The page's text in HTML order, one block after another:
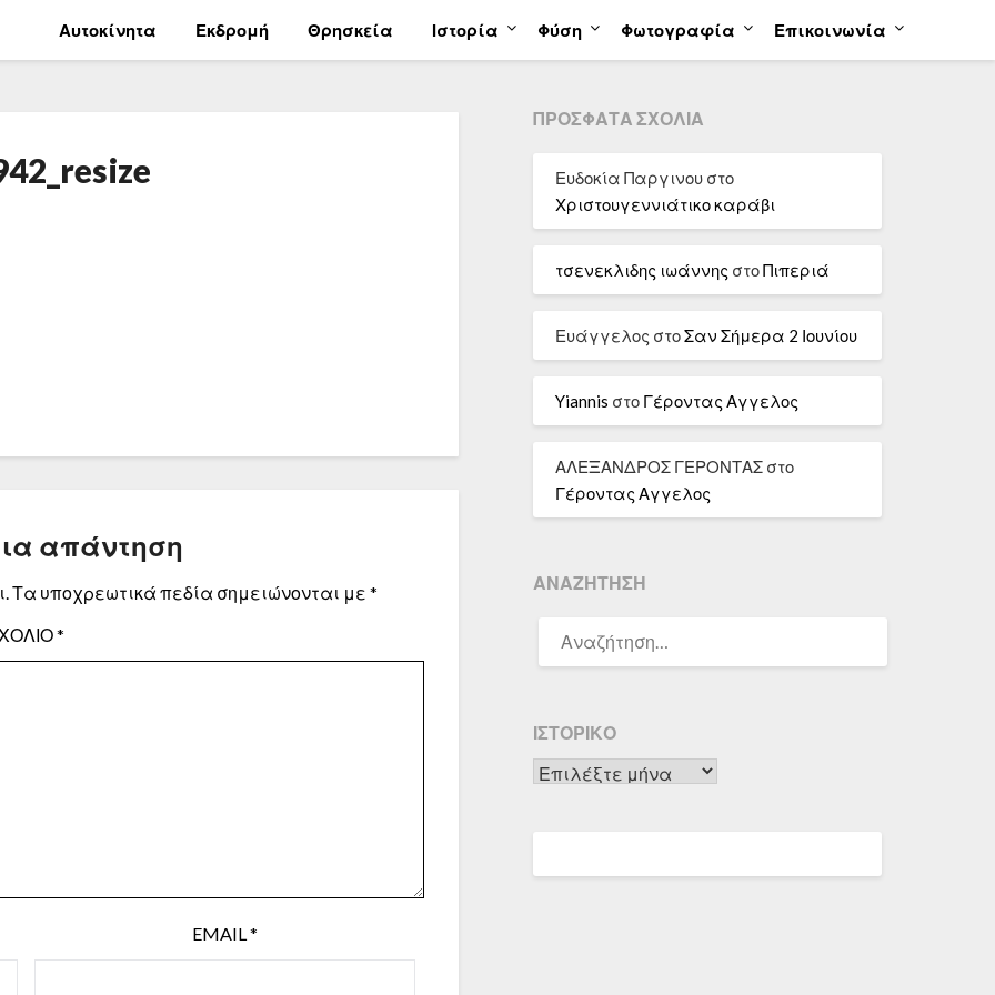
Αυτοκίνητα Εκδρομή Θρησκεία Ιστορία Φύση Φωτογραφία Επικοινωνία
απάντηση
Τα υποχρεωτικά πεδία σημειώνονται με *
*
EMAIL*
ΠΡΌΣΦΑΤΑ ΣΧΌΛΙΑ
Ευδοκία Παργινουστο
Χριστουγεννιάτικο καράβι
τσενεκλιδης ιωάννης στοΠιπεριά
Ευάγγελος στοΣαν Σήμερα 2 Ιουνίου
Yiannis στο Γέροντας Αγγελος
ΑΛΕΞΑΝΔΡΟΣ ΓΕΡΟΝΤΑΣστο
Γέροντας Αγγελος
ΑΝΑΖΉΤΗΣΗ
ΓΙΑ:
ΙΣΤΟΡΙΚΌ
Ιστορικό